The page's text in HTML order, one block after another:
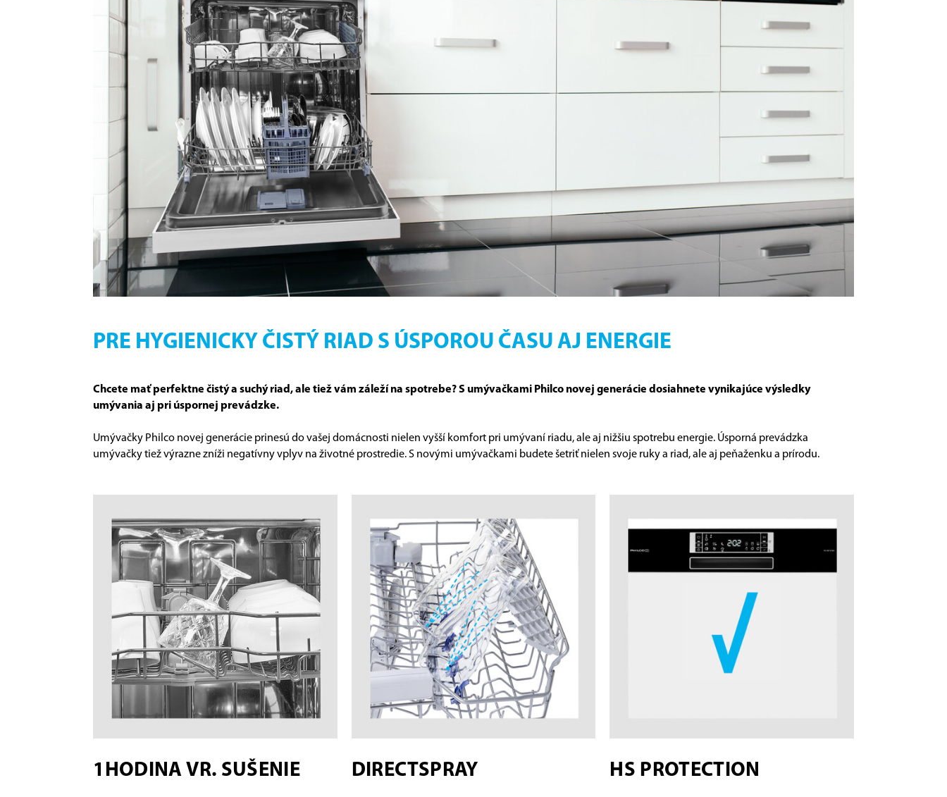
PRE HYGIENICKY ČISTÝ RIAD S ÚSPOROU ČASU AJ ENERGIE
Chcete mať perfektne čistý a suchý riad, ale tiež vám záleží na spotrebe? S umývačkami Philco novej generácie dosiahnete vynikajúce výsledky
umývania aj pri úspornej prevádzke.
Umývačky Philco novej generácie prinesú do vašej domácnosti nielen vyšší komfort pri umývaní riadu, ale aj nižšiu spotrebu energie. Úsporná prevádzka
umývačky tiež výrazne zníži negatívny vplyv na životné prostredie. S novými umývačkami budete šetriť nielen svoje ruky a riad, ale aj peňaženku a prírodu.
1HODINA VR. SUŠENIE DIRECTSPRAY HS PROTECTION